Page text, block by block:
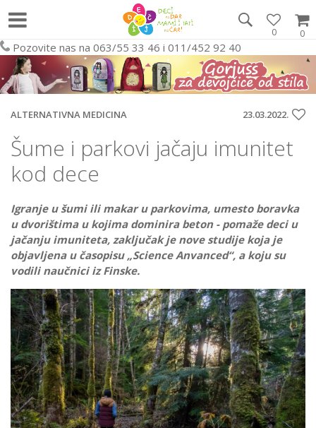
0
0
Pozovite nas na 063/55 33 46 i 011/452 92 40
ALTERNATIVNA MEDICINA 23.03.2022.
Šume i parkovi jačaju imunitet
kod dece
Igranje u šumi ili makar u parkovima, umesto boravka
u dvorištima u kojima dominira beton - pomaže deci u
jačanju imuniteta, zaključak je nove studije koja je
objavljena u časopisu „Science Anvanced“, a koju su
vodili naučnici iz Finske.